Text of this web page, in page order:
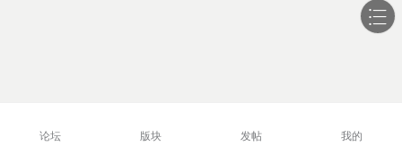
论坛 版块 发帖 我的